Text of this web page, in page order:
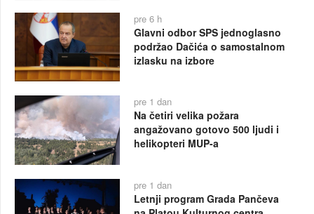
pre 6 h
Glavni odbor SPS jednoglasno
podržao Dačića o samostalnom
izlasku na izbore
pre 1 dan
Na četiri velika požara
angažovano gotovo 500 ljudi i
helikopteri MUP-a
pre 1 dan
Letnji program Grada Pančeva